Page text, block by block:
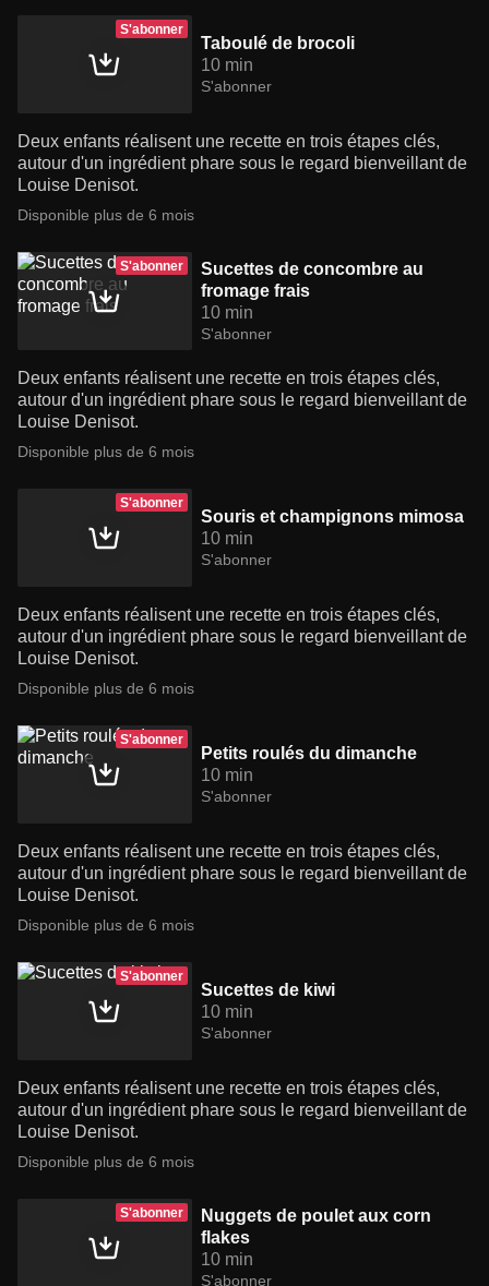
S'abonner
Taboulé de brocoli
10 min
S'abonner
Deux enfants réalisent une recette en trois étapes clés,
autour d'un ingrédient phare sous le regard bienveillant de
Louise Denisot.
Disponible plus de 6 mois
S'abonner
Sucettes de concombre au
fromage frais
10 min
S'abonner
Deux enfants réalisent une recette en trois étapes clés,
autour d'un ingrédient phare sous le regard bienveillant de
Louise Denisot.
Disponible plus de 6 mois
S'abonner
Souris et champignons mimosa
10 min
S'abonner
Deux enfants réalisent une recette en trois étapes clés,
autour d'un ingrédient phare sous le regard bienveillant de
Louise Denisot.
Disponible plus de 6 mois
S'abonner
Petits roulés du dimanche
10 min
S'abonner
Deux enfants réalisent une recette en trois étapes clés,
autour d'un ingrédient phare sous le regard bienveillant de
Louise Denisot.
Disponible plus de 6 mois
S'abonner
Sucettes de kiwi
10 min
S'abonner
Deux enfants réalisent une recette en trois étapes clés,
autour d'un ingrédient phare sous le regard bienveillant de
Louise Denisot.
Disponible plus de 6 mois
S'abonner
Nuggets de poulet aux corn
flakes
10 min
S'abonner